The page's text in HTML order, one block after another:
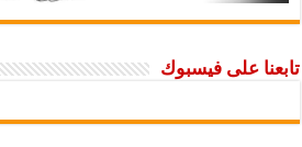
تابعنا على فيسبوك